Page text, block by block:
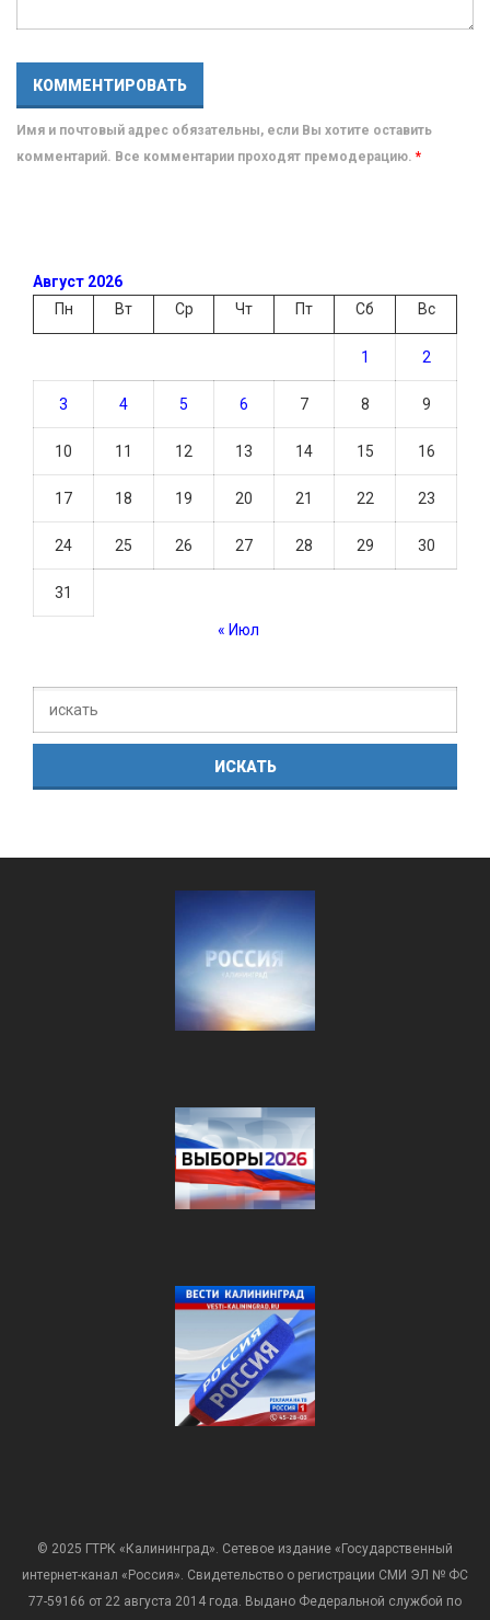
Имя и почтовый адрес обязательны, если Вы хотите оставить
комментарий. Все комментарии проходят премодерацию. *
Август 2026
Пн
Вт Ср Чт Пт Сб Вс
1 2
3 4 5 6 7 8 9
10 11 12 13 14 15 16
17 18 19 20 21 22 23
24 25 26 27 28 29 30
31
« Июл
© 2025 ГТРК «Калининград». Сетевое издание «Государственный
интернет-канал «Россия». Свидетельство о регистрации СМИ ЭЛ № ФС
77-59166 от 22 августа 2014 года. Выдано Федеральной службой по